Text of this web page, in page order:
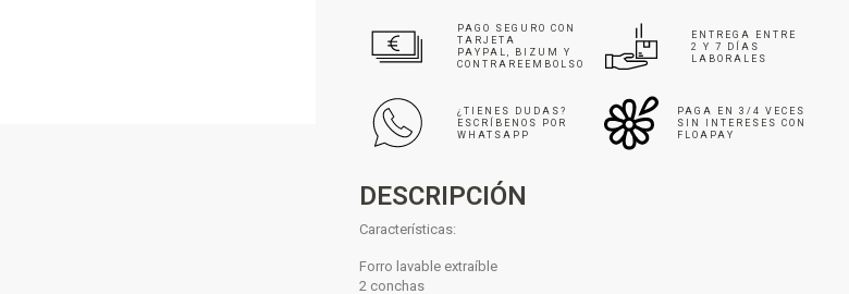
PAGO SEGURO CON
TARJETA
PAYPAL, BIZUM Y
CONTRAREEMBOLSO
ENTREGA ENTRE
2 Y 7 DÍAS
LABORALES
¿TIENES DUDAS?
ESCRÍBENOS POR
WHATSAPP
PAGA EN 3/4 VECES
SIN INTERESES CON
FLOAPAY
DESCRIPCIÓN
Características:
Forro lavable extraíble
2 conchas